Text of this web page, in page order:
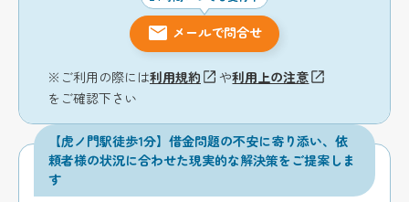
メールで問合せ
※ご利用の際には利用規約 や利用上の注意
をご確認下さい
【虎ノ門駅徒歩1分】借金問題の不安に寄り添い、依
頼者様の状況に合わせた現実的な解決策をご提案しま
す